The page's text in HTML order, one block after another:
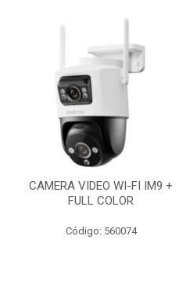
CAMERA VIDEO WI-FI IM9 +
FULL COLOR
Código: 560074